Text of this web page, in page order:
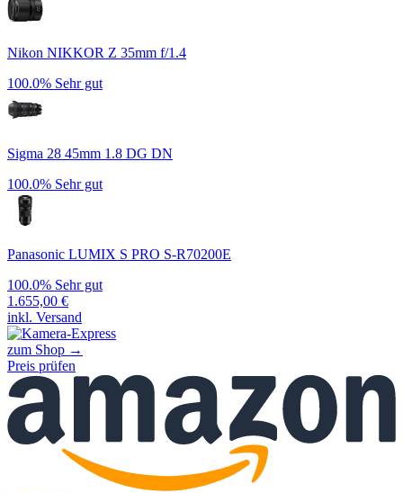
Nikon NIKKOR Z 35mm f/1.4
100.0% Sehr gut
Sigma 28 45mm 1.8 DG DN
100.0% Sehr gut
Panasonic LUMIX S PRO S-R70200E
100.0% Sehr gut
1.655,00 €
inkl. Versand
zum Shop →
Preis prüfen